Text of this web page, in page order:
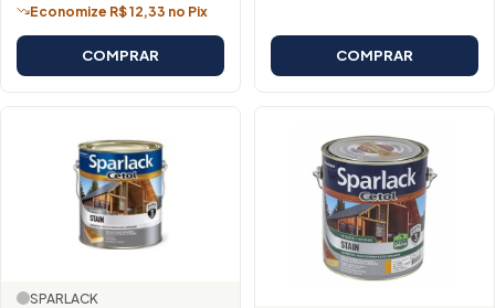
Economize R$ 12,33 no Pix
COMPRAR COMPRAR
SPARLACK